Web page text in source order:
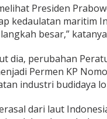
g
a
s
h
u
s
Presiden
kedaulatan maritim
besar,”
dia, perubahan
Permen KP
industri budidaya
dari laut